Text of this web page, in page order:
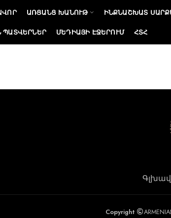
ԱՌՑԱՆՑ ԽԱՆՈՒԹ ԻՆՔՆԱՇԽԱՏ
ՊԱՏՎԵՐՆԵՐ ՄԵԴԻԱՅԻ ԷՋԵՐՈՒՄ ՀՏՀ
Copyright